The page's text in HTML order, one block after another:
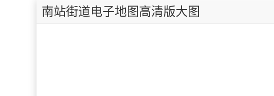
南站街道电子地图高清版大图